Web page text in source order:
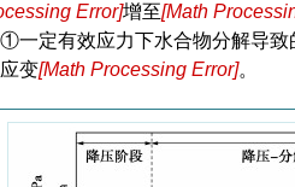
Error]增至[Math
σ 32′
一定有效应力下水合物分解导致
变[Math Processing Error]
V 1′→V2 。